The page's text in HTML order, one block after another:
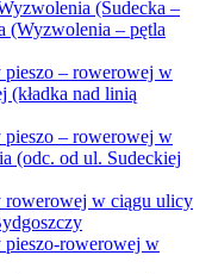
(Sudecka –
(Wyzwolenia – pętla
– rowerowej w
(kładka nad linią
– rowerowej w
(odc. od ul. Sudeckiej
w ciągu ulicy
rowerowej w